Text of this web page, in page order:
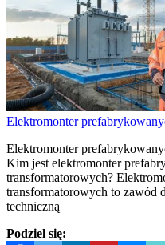
Elektromonter
Elektromonter
Kim jest elektromonter
transformatorowych?
transformatorowych to zawód
techniczną
Podziel się: